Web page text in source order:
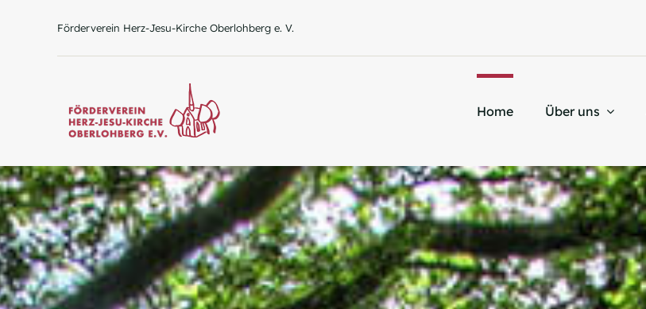
Förderverein Herz-Jesu-Kirche Oberlohberg e. V.
Home Über uns